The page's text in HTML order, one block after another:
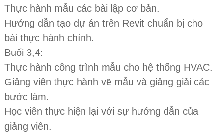
Thực hành mẫu các bài lập cơ bản.
Hướng dẫn tạo dự án trên Revit chuẩn bị cho
bài thực hành chính.
Buổi 3,4:
Thực hành công trình mẫu cho hệ thống HVAC.
Giảng viên thực hành vẽ mẫu và giảng giải các
bước làm.
Học viên thực hiện lại với sự hướng dẫn của
giảng viên.